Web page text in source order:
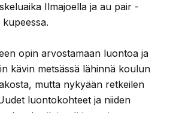
Ilmajoella ja au pair -
opin arvostamaan luontoa ja
kävin metsässä lähinnä koulun
mutta nykyään retkeilen
luontokohteet ja niiden